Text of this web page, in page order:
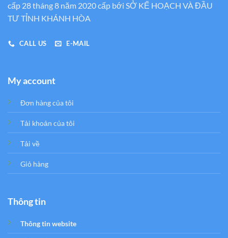
cấp 28 tháng 8 năm 2020 cấp bới SỞ KẾ HOẠCH VÀ ĐẦU
TƯ TỈNH KHÁNH HÒA
CALL US E-MAIL
My account
Đơn hàng của tôi
Tải khoản của tôi
Tải về
Giỏ hàng
Thông tin
Thông tin website